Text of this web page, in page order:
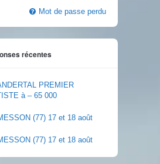
Mot de passe perdu
récentes
PREMIER
à – 65 000
(77) 17 et 18 août
(77) 17 et 18 août